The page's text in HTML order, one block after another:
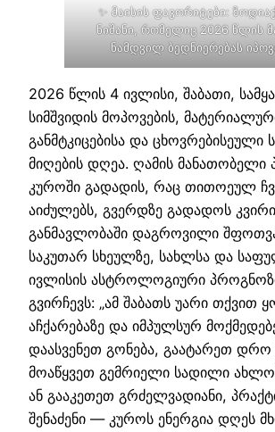
✨ მაისის ფავორიტები:
ნიშანი, რომელიც 2026 წლის
ნამდვილ ბედნიერებას
2026 წლის 4 ივლისი, შაბათი,
სიმშვიდის მოპოვების,
განმტკიცებისა და ცხოვრებისეული
მიღების დღეა. ღამის მანათობელი
კუროში გადადის, რაც თითოეულ
აიძულებს, გვერდზე გადადოს
განმავლობაში დაგროვილი
საკუთარ სხეულზე, სახლსა და
ივლისის ასტროლოგიური
გვირჩევს: „ამ შაბათს უარი თქვით
აჩქარებაზე და იმპულსურ
დაასვენეთ გონება, გაატარეთ დრო
მოაწყვეთ გემრიელი სადილი
ან გააკეთეთ გრძელვადიანი,
შენაძენი — კუროს ენერგია დღეს